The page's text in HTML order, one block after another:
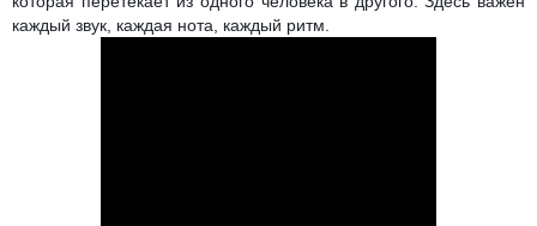
каждый звук, каждая нота, каждый ритм.